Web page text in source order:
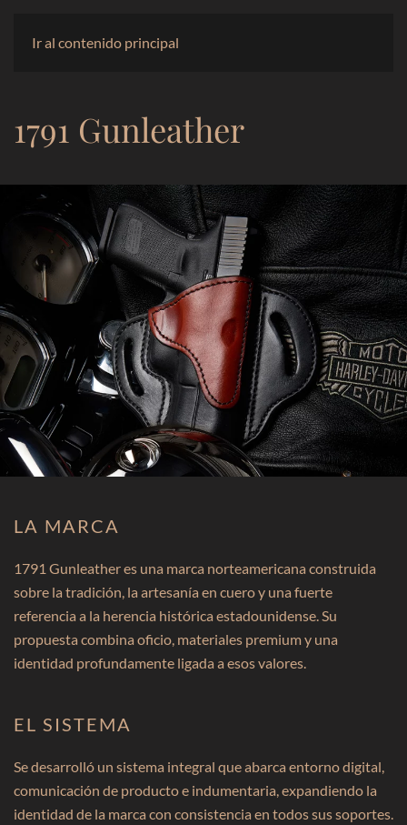
Ir al contenido principal
1791 Gunleather
LA MARCA
1791 Gunleather es una marca norteamericana construida
sobre la tradición, la artesanía en cuero y una fuerte
referencia a la herencia histórica estadounidense. Su
propuesta combina oficio, materiales premium y una
identidad profundamente ligada a esos valores.
EL SISTEMA
Se desarrolló un sistema integral que abarca entorno digital,
comunicación de producto e indumentaria, expandiendo la
identidad de la marca con consistencia en todos sus soportes.